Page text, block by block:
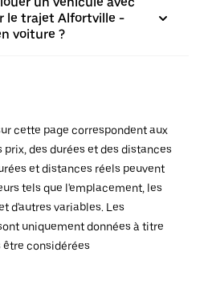
le trajet Alfortville -
voiture ?
cette page correspondent aux
des durées et des distances
et distances réels peuvent
tels que l'emplacement, les
d'autres variables. Les
uniquement données à titre
considérées